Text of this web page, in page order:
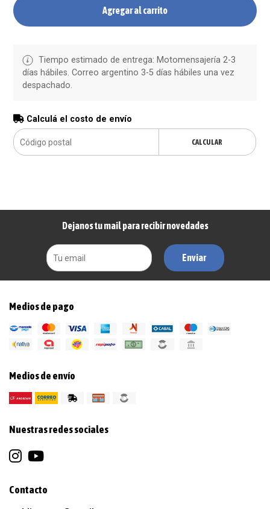
Agregar al carrito
Tiempo estimado de entrega: Motomensajería 2-3
días hábiles. Correo argentino 3-5 días hábiles una vez
despachado.
Calculá el costo de envío
CALCULAR
Dejanos tu mail para recibir novedades
Enviar
Medios de pago
Medios de envío
Nuestras redes sociales
Contacto